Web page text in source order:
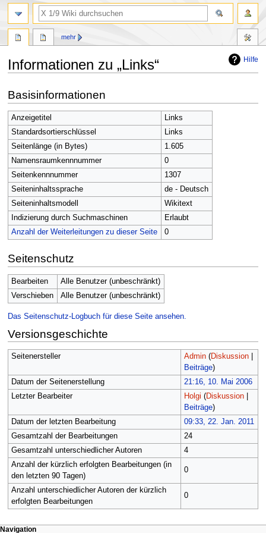
Hilfe
Informationen zu „Links“
Navigation
springen
Suche
springen
Basisinformationen
Anzeigetitel
Links
Standardsortierschlüssel
Links
Seitenlänge (in Bytes)
1.605
Namensraumkennnummer
0
Seitenkennnummer
1307
Seiteninhaltssprache
de - Deutsch
Seiteninhaltsmodell
Wikitext
Indizierung durch Suchmaschinen
Erlaubt
Anzahl der Weiterleitungen zu dieser Seite
0
Seitenschutz
Bearbeiten
Alle Benutzer (unbeschränkt)
Verschieben
Alle Benutzer (unbeschränkt)
Das Seitenschutz-Logbuch für diese Seite ansehen.
Versionsgeschichte
Seitenersteller Admin (Diskussion|
Beiträge)
Datum der Seitenerstellung
21:16, 10. Mai 2006
Letzter Bearbeiter
Holgi (Diskussion|
Beiträge)
Datum der letzten Bearbeitung
09:33, 22. Jan. 2011
Gesamtzahl der Bearbeitungen
24
Gesamtzahl unterschiedlicher Autoren
4
Anzahl der kürzlich erfolgten Bearbeitungen (in
den letzten 90 Tagen)
0
Anzahl unterschiedlicher Autoren der kürzlich
erfolgten Bearbeitungen
0
Seitenaktionen
mehr
Meine Werkzeuge
Navigation
Suche